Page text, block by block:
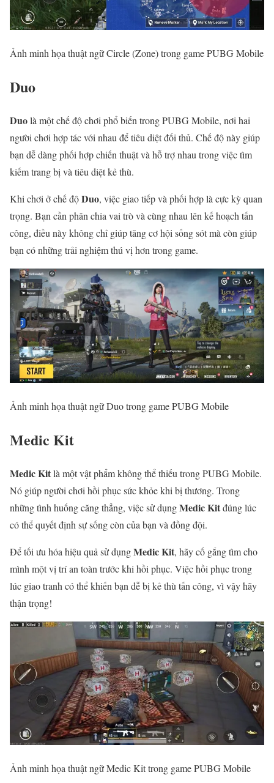
Ảnh minh họa thuật ngữ Circle (Zone) trong game PUBG Mobile
Duo
Duolà một chế độ chơi phổ biến trong PUBG Mobile, nơi hai
người chơi hợp tác với nhau để tiêu diệt đối thủ. Chế độ này giúp
bạn dễ dàng phối hợp chiến thuật và hỗ trợ nhau trong việc tìm
kiếm trang bị và tiêu diệt kẻ thù.
Khi chơi ở chế độDuo, việc giao tiếp và phối hợp là cực kỳ quan
trọng. Bạn cần phân chia vai trò và cùng nhau lên kế hoạch tấn
công, điều này không chỉ giúp tăng cơ hội sống sót mà còn giúp
bạn có những trải nghiệm thú vị hơn trong game.
Ảnh minh họa thuật ngữ Duo trong game PUBG Mobile
Medic Kit
Medic Kitlà một vật phẩm không thể thiếu trong PUBG Mobile.
Nó giúp người chơi hồi phục sức khỏe khi bị thương. Trong
những tình huống căng thẳng, việc sử dụngMedic Kitđúng lúc
có thể quyết định sự sống còn của bạn và đồng đội.
Để tối ưu hóa hiệu quả sử dụngMedic Kit, hãy cố gắng tìm cho
mình một vị trí an toàn trước khi hồi phục. Việc hồi phục trong
lúc giao tranh có thể khiến bạn dễ bị kẻ thù tấn công, vì vậy hãy
thận trọng!
Ảnh minh họa thuật ngữ Medic Kit trong game PUBG Mobile